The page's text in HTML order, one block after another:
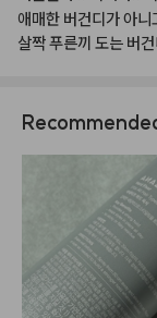
애매한 버건디가아니
살짝푸른끼 도는 버